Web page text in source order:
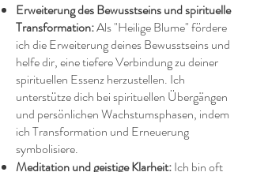
Erweiterung des Bewusstseins und spirituelle
Transformation:Als "Heilige Blume" fördere
ich die Erweiterung deines Bewusstseins und
helfe dir, eine tiefere Verbindung zu deiner
spirituellen Essenz herzustellen. Ich
unterstütze dich bei spirituellen Übergängen
und persönlichen Wachstumsphasen, indem
ich Transformation und Erneuerung
symbolisiere.
Meditation und geistige Klarheit:Ich bin oft